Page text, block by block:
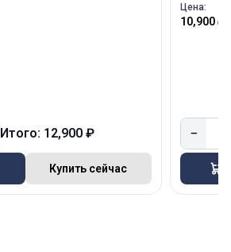
Итого: 12,900 ₽
Купить сейчас
Цена:
10,900 ₽
−